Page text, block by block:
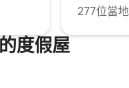
277位當
度假屋